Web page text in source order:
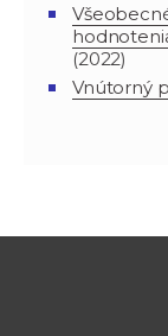
(2022)
Vnútorný